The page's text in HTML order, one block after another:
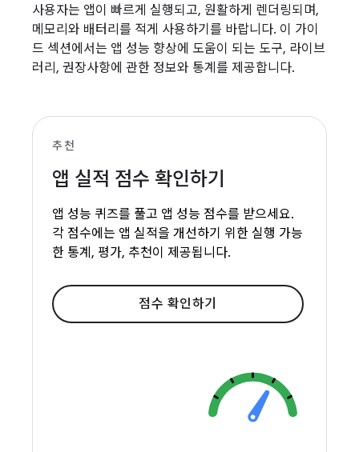
사용자는 앱이 빠르게 실행되고, 원활하게 렌더링되며,
메모리와 배터리를 적게 사용하기를 바랍니다. 이 가이
드 섹션에서는 앱 성능 향상에 도움이 되는 도구, 라이브
러리, 권장사항에 관한 정보와 통계를 제공합니다.
추천
앱 실적 점수 확인하기
앱 성능 퀴즈를 풀고 앱 성능 점수를 받으세요.
각 점수에는 앱 실적을 개선하기 위한 실행 가능
한 통계, 평가, 추천이 제공됩니다.
점수 확인하기